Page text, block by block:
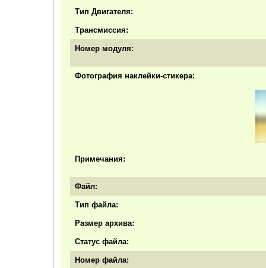
Тип Двигателя:
Трансмиссия:
Номер модуля:
Фотография наклейки-стикера:
Примечания:
Файл:
Тип файла:
Размер архива:
Статус файла:
Номер файла: